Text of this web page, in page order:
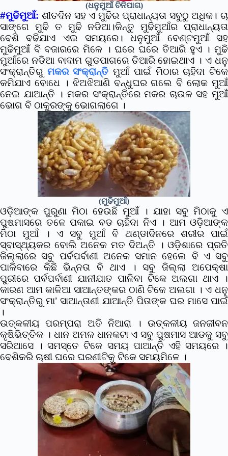
(ଧନୁମୁଆଁ ଚିନିପାଗ)
#ମୁଢିମୁଆଁ: ଶୀତଦିନ ସହ ଏ ମୁଢିର ପ୍ରାଧାନ୍ୟତା ସବୁଠୁ ଅଧିକ। ଚା
ସାଙ୍ଗେ ମୁଢି ତ ମୁଢି ନଡିଆ।କିନ୍ତୁ ମୁଢିମୁଆଁର ପ୍ରାଧାନ୍ୟତା
ବେଶି ବଢିଯାଏ ଏଇ ସମୟରେ। ଧନୁମୁଆଁ ବେଣ୍ଟମୁଆଁ ସହ
ମୁଢିମୁଆଁ ବି ବଜାରରେ ମିଳେ । ଘରେ ଘରେ ତିଆରି ହୁଏ । ମୁଢି
ମୁଆଁରେ ନଡିଆ ବାଦାମ ଗୁଡପାଗରେ ତିଆରି ହୋଇଥାଏ । ଏ ଧନୁ
ସଂକ୍ରାନ୍ତିରୁ ମକର ସଂକ୍ରାନ୍ତି ମୁଆଁ ପାଇଁ ମିଠାର ଚାହିଦା ଟିକେ
କମିଯାଏ ବୋଧେ । ଝିଅଝିଆଣି ବନ୍ଧୁଘର ଗଲେ ବି ଲୋକ ମୁଆଁ
ନେଇ ଯାଆନ୍ତି । ମକର ସଂକ୍ରାନ୍ତିରେ ମକର ଚାଉଳ ସହ ମୁଆଁ
ଭୋଗ ବି ଠାକୁରଙ୍କୁ ଭୋଗଲାଗେ ।
(ମୁଢିମୁଆଁ)
ଓଡ଼ିଆଙ୍କ ପୁରୁଣା ମିଠା ହେଉଛି ମୁଆଁ । ଯାହା ସବୁ ମିଠାକୁ ଏ
ପୁଷମାସରେ ତଳେ ପକାଇ ବଡ ଚାହିଦା ନିଏ । ଆମ ଓଡ଼ିଆଙ୍କ
ମିଠା ମୁଆଁ । ଏ ସବୁ ମୁଆଁ ବି ଥଣ୍ଡାଦିନରେ ଶରୀର ପାଇଁ
ସ୍ବାସ୍ଥ୍ୟକର ବୋଲି ଅନେକ ମତ ଦିଅନ୍ତି ।ଓଡ଼ିଶାରେ ପ୍ରତି
ଜିଲ୍ଲାରେ ସବୁ ପର୍ବପର୍ବାଣୀ ଅନେକ ସମାନ ହେଲେ ବି ଏ ସବୁ
ପାଳିବାରେ କିଛି ଭିନ୍ନତା ବି ଥାଏ । ସବୁ ଜିଲ୍ଲା ଅପେକ୍ଷା
ପୁରୀରେ ପର୍ବପର୍ବାଣୀ ଯାନୀଯାତ ପାଳିବା ଟିକେ ଅଲଗା ଥାଏ ।
କାରଣ ଆମ କାଳିଆ ସାଆନ୍ତଙ୍କର ଠାଣି ଟିକେ ଅଲଗା । ଏ ଧନୁ
ସଂକ୍ରାନ୍ତିରୁ ମା’ ସାଆନ୍ତାଣୀ ଯାଆନ୍ତି ପିତାଙ୍କ ଘର ମାସେ ପାଇଁ
।
ଉତ୍କଳୀୟ ପରମ୍ପରା ଅତି ନିଆରା । ଉତ୍କଳୀୟ ଜନଜୀବନ
କୃଷିଭିତ୍ତିକ । ଧାନ ଅମଳ ଧାନକଟା ଏ ସବୁ ପୁଷମାସ ଆଡକୁ ସବୁ
ସରିଆସେ । ସମସ୍ତେ ଟିକେ ସମୟ ପାଆନ୍ତି ଏହି ସମୟରେ ।
ବେଶିକରି ଚାଷୀ ଘରେ ଘରଣୀଟିକୁ ଟିକେ ସମୟମିଳେ ।